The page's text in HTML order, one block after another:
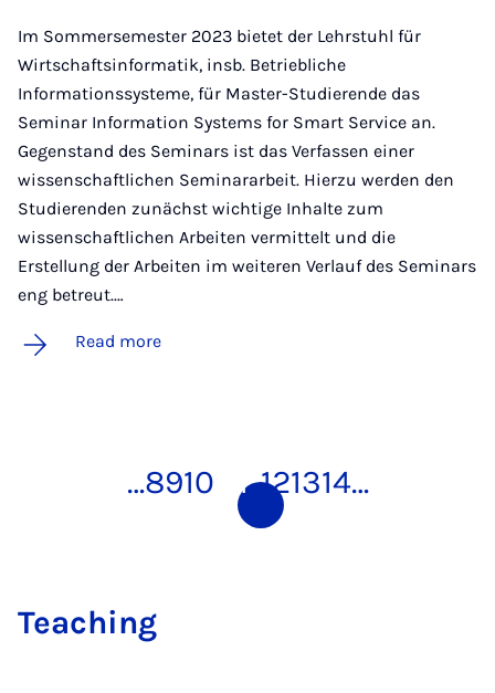
Im Sommersemester 2023 bietet der Lehrstuhl für
Wirtschaftsinformatik, insb. Betriebliche
Informationssysteme, für Master-Studierende das
Seminar Information Systems for Smart Service an.
Gegenstand des Seminars ist das Verfassen einer
wissenschaftlichen Seminararbeit. Hierzu werden den
Studierenden zunächst wichtige Inhalte zum
wissenschaftlichen Arbeiten vermittelt und die
Erstellung der Arbeiten im weiteren Verlauf des Seminars
eng betreut.…
Read more
…8910 11 121314…
Teach­ing